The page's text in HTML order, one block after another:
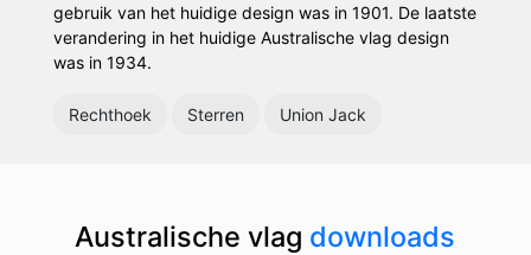
gebruik van het huidige design was in 1901. De laatste
verandering in het huidige Australische vlag design
was in 1934.
Rechthoek Sterren Union Jack
Australische vlag downloads